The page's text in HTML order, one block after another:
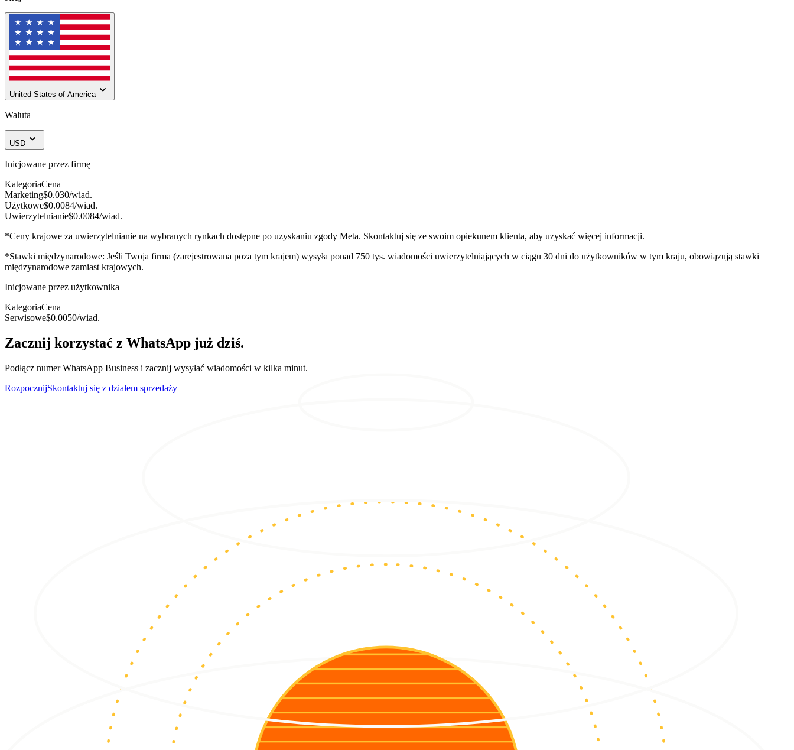
United States of America
Waluta
USD
Inicjowane przez firmę
KategoriaCena
Marketing$0.030/wiad.
Użytkowe$0.0084/wiad.
Uwierzytelnianie$0.0084/wiad.
*Ceny krajowe za uwierzytelnianie na wybranych rynkach dostępne po uzyskaniu zgody Meta. Skontaktuj się ze swoim opiekunem klienta, aby uzyskać więcej informacji.
*Stawki międzynarodowe: Jeśli Twoja firma (zarejestrowana poza tym krajem) wysyła ponad 750 tys. wiadomości uwierzytelniających w ciągu 30 dni do użytkowników w tym kraju, obowiązują stawki
międzynarodowe zamiast krajowych.
Inicjowane przez użytkownika
KategoriaCena
Serwisowe$0.0050/wiad.
Zacznij korzystać z WhatsApp już dziś.
Podłącz numer WhatsApp Business i zacznij wysyłać wiadomości w kilka minut.
RozpocznijSkontaktuj się z działem sprzedaży